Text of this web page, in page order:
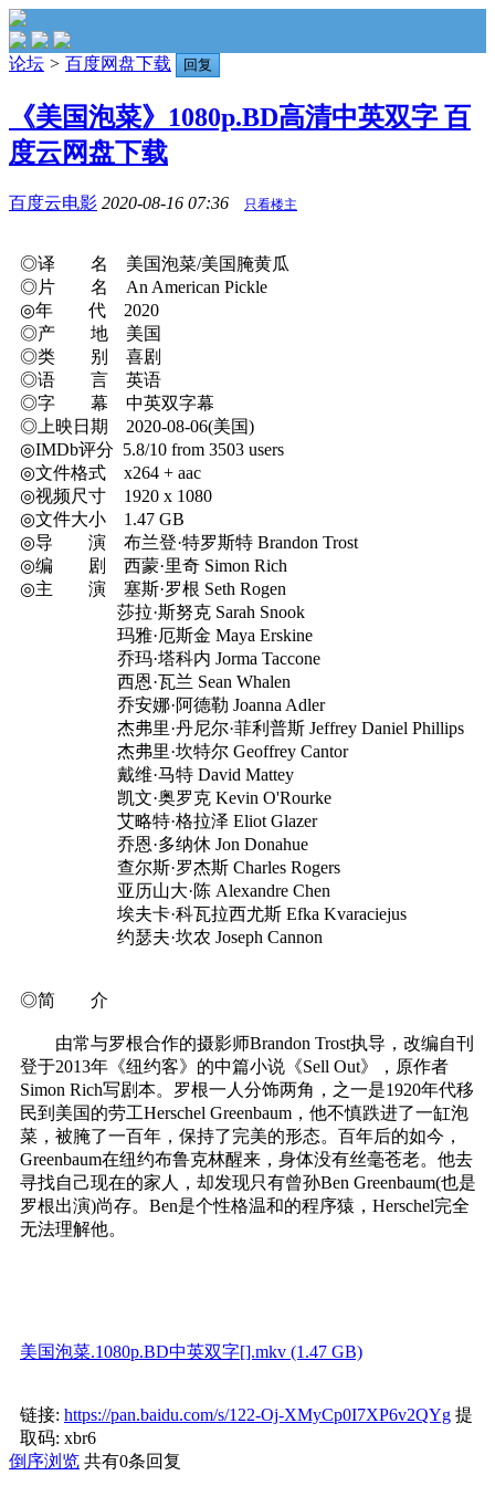
论坛 > 百度网盘下载 回复
《美国泡菜》1080p.BD高清中英双字 百
度云网盘下载
百度云电影 2020-08-16 07:36 只看楼主
◎译 名 美国泡菜/美国腌黄瓜
◎片 名 An American Pickle
◎年 代 2020
◎产 地 美国
◎类 别 喜剧
◎语 言 英语
◎字 幕 中英双字幕
◎上映日期 2020-08-06(美国)
◎IMDb评分 5.8/10 from 3503 users
◎文件格式 x264 + aac
◎视频尺寸 1920 x 1080
◎文件大小 1.47 GB
◎导 演 布兰登·特罗斯特 Brandon Trost
◎编 剧 西蒙·里奇 Simon Rich
◎主 演 塞斯·罗根 Seth Rogen
莎拉·斯努克 Sarah Snook
玛雅·厄斯金 Maya Erskine
乔玛·塔科内 Jorma Taccone
西恩·瓦兰 Sean Whalen
乔安娜·阿德勒 Joanna Adler
杰弗里·丹尼尔·菲利普斯 Jeffrey Daniel Phillips
杰弗里·坎特尔 Geoffrey Cantor
戴维·马特 David Mattey
凯文·奥罗克 Kevin O'Rourke
艾略特·格拉泽 Eliot Glazer
乔恩·多纳休 Jon Donahue
查尔斯·罗杰斯 Charles Rogers
亚历山大·陈 Alexandre Chen
埃夫卡·科瓦拉西尤斯 Efka Kvaraciejus
约瑟夫·坎农 Joseph Cannon
◎简 介
由常与罗根合作的摄影师Brandon Trost执导，改编自刊
登于2013年《纽约客》的中篇小说《Sell Out》，原作者
Simon Rich写剧本。罗根一人分饰两角，之一是1920年代移
民到美国的劳工Herschel Greenbaum，他不慎跌进了一缸泡
菜，被腌了一百年，保持了完美的形态。百年后的如今，
Greenbaum在纽约布鲁克林醒来，身体没有丝毫苍老。他去
寻找自己现在的家人，却发现只有曾孙Ben Greenbaum(也是
罗根出演)尚存。Ben是个性格温和的程序猿，Herschel完全
无法理解他。
美国泡菜.1080p.BD中英双字[].mkv (1.47 GB)
链接: https://pan.baidu.com/s/122-Oj-XMyCp0I7XP6v2QYg 提
取码: xbr6
倒序浏览 共有0条回复